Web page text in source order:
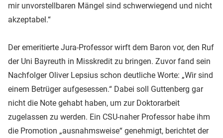
mir unvorstellbaren Mängel sind schwerwiegend und nicht
akzeptabel.“
Der emeritierte Jura-Professor wirft dem Baron vor, den Ruf
der Uni Bayreuth in Misskredit zu bringen. Zuvor fand sein
Nachfolger Oliver Lepsius schon deutliche Worte: „Wir sind
einem Betrüger aufgesessen.“ Dabei soll Guttenberg gar
nicht die Note gehabt haben, um zur Doktorarbeit
zugelassen zu werden. Ein CSU-naher Professor habe ihm
die Promotion „ausnahmsweise“ genehmigt, berichtet der